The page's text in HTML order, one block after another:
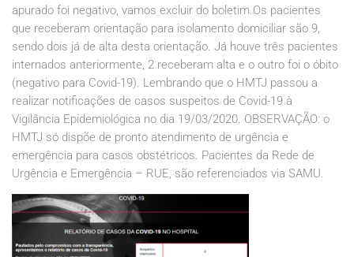
apurado foi negativo, vamos excluir do boletim.Os pacientes
que receberam orientação para isolamento domiciliar são 9,
sendo dois já de alta desta orientação. Já houve três pacientes
internados anteriormente, 2 receberam alta e o outro foi o óbito
(negativo para Covid-19). Lembrando que o HMTJ passou a
realizar notificações de casos suspeitos de Covid-19 à
Vigilância Epidemiológica no dia 19/03/2020. OBSERVAÇÃO: o
HMTJ só dispõe de pronto atendimento de urgência e
emergência para casos obstétricos. Pacientes da Rede de
Urgência e Emergência – RUE, são referenciados via SAMU.